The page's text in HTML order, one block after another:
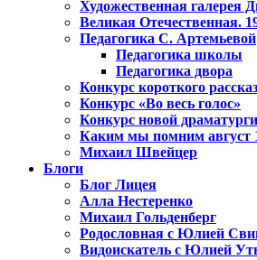
Художественная галерея
Великая Отечественная.
Педагогика С. Артемьевой
Педагогика школы
Педагогика двора
Конкурс короткого
Конкурс «Во весь голос»
Конкурс новой
Каким мы помним август
Михаил Швейцер
Блоги
Блог Лицея
Алла Нестеренко
Михаил Гольденберг
Родословная с Юлией
Видоискатель с Юлией